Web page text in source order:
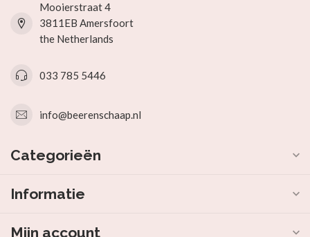
Mooierstraat 4
3811EB Amersfoort
the Netherlands
033 785 5446
info@beerenschaap.nl
Categorieën
Informatie
Mijn account